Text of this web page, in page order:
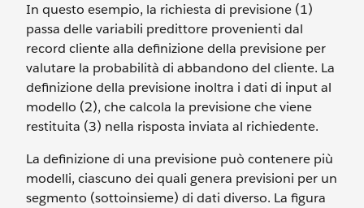
In questo esempio, la richiesta di previsione (1)
passa delle variabili predittore provenienti dal
record cliente alla definizione della previsione per
valutare la probabilità di abbandono del cliente. La
definizione della previsione inoltra i dati di input al
modello (2), che calcola la previsione che viene
restituita (3) nella risposta inviata al richiedente.
La definizione di una previsione può contenere più
modelli, ciascuno dei quali genera previsioni per un
segmento (sottoinsieme) di dati diverso. La figura